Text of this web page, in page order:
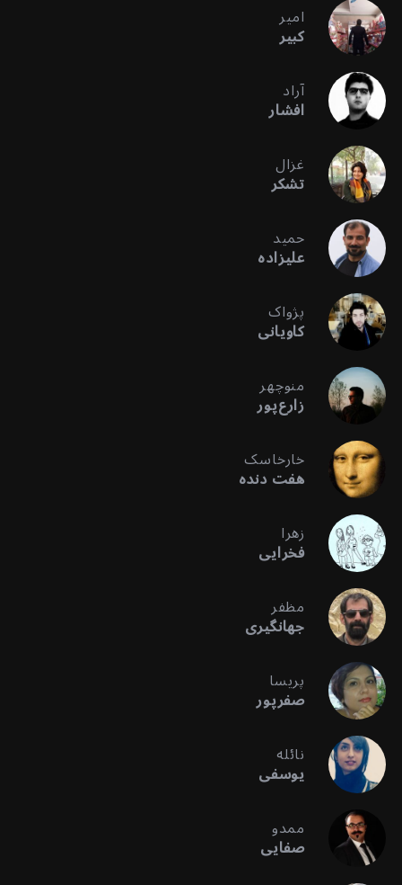
امیر
کبیر
آراد
افشار
غزال
تشکر
حمید
علیزاده
پژواک
کاویانی
منوچهر
زارع‌پور
خارخاسک
هفت دنده
زهرا
فخرایی
مظفر
جهانگیری
پریسا
صفرپور
نائله
یوسفی
ممدو
صفایی